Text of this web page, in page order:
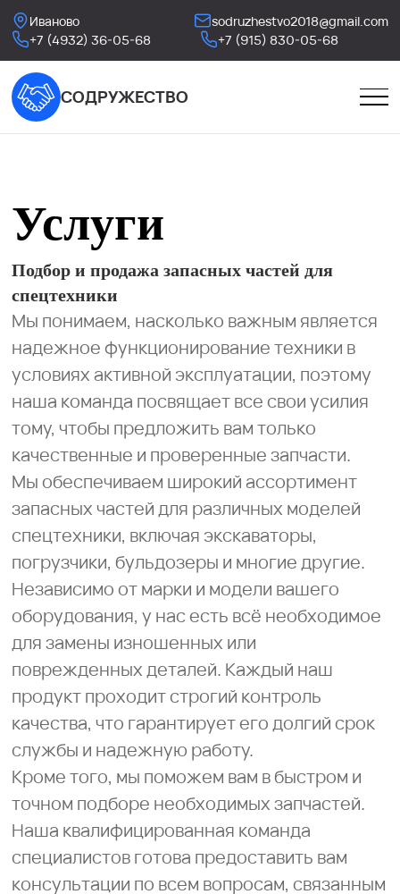
Иваново
sodruzhestvo2018@gmail.com
+7 (4932) 36-05-68
+7 (915) 830-05-68
СОДРУЖЕСТВО
Услуги
Подбор и продажа запасных частей для
спецтехники
Мы понимаем, насколько важным является
надежное функционирование техники в
условиях активной эксплуатации, поэтому
наша команда посвящает все свои усилия
тому, чтобы предложить вам только
качественные и проверенные запчасти.
Мы обеспечиваем широкий ассортимент
запасных частей для различных моделей
спецтехники, включая экскаваторы,
погрузчики, бульдозеры и многие другие.
Независимо от марки и модели вашего
оборудования, у нас есть всё необходимое
для замены изношенных или
поврежденных деталей. Каждый наш
продукт проходит строгий контроль
качества, что гарантирует его долгий срок
службы и надежную работу.
Кроме того, мы поможем вам в быстром и
точном подборе необходимых запчастей.
Наша квалифицированная команда
специалистов готова предоставить вам
консультации по всем вопросам, связанным